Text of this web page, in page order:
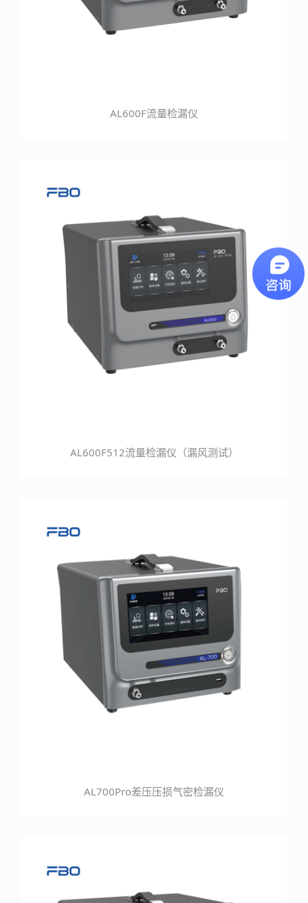
AL600F流量检漏仪
AL600F512流量检漏仪（漏风测试）
AL700Pro差压压损气密检漏仪